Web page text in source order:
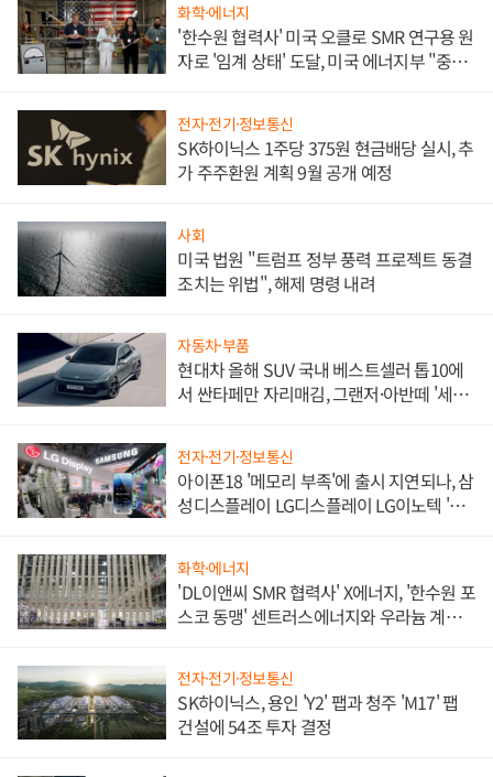
화학·에너지
'한수원 협력사' 미국 오클로 SMR 연구용 원
자로 '임계 상태' 도달, 미국 에너지부 "중요
전자·전기·정보통신
SK하이닉스 1주당 375원 현금배당 실시, 추
가 주주환원 계획 9월 공개 예정
사회
미국 법원 "트럼프 정부 풍력 프로젝트 동결
조치는 위법", 해제 명령 내려
자동차·부품
현대차 올해 SUV 국내 베스트셀러 톱10에
서 싼타페만 자리매김, 그랜저·아반떼 '세단
전자·전기·정보통신
아이폰18 '메모리 부족'에 출시 지연되나, 삼
성디스플레이 LG디스플레이 LG이노텍 '탈
화학·에너지
'DL이앤씨 SMR 협력사' X에너지, '한수원 포
스코 동맹' 센트러스에너지와 우라늄 계약
전자·전기·정보통신
SK하이닉스, 용인 'Y2' 팹과 청주 'M17' 팹
건설에 54조 투자 결정